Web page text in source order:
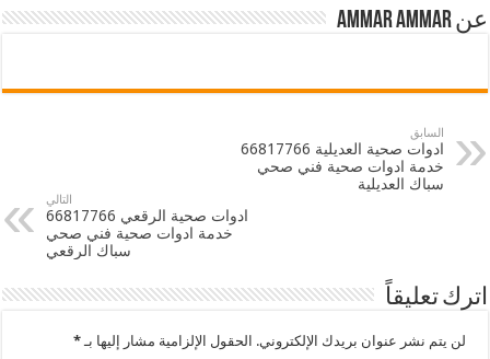
عن ammar ammar
السابق
ادوات صحية العديلية 66817766
خدمة ادوات صحية فني صحي
سباك العديلية
التالي
ادوات صحية الرقعي 66817766
خدمة ادوات صحية فني صحي
سباك الرقعي
اترك تعليقاً
لن يتم نشر عنوان بريدك الإلكتروني. الحقول الإلزامية مشار إليها بـ*